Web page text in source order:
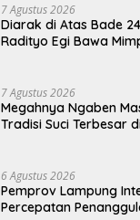
7 Agustus 2026
Diarak di Atas Bade
Radityo Egi Bawa
7 Agustus 2026
Megahnya Ngaben
Tradisi Suci Terbesar
6 Agustus 2026
Pemprov Lampung
Percepatan